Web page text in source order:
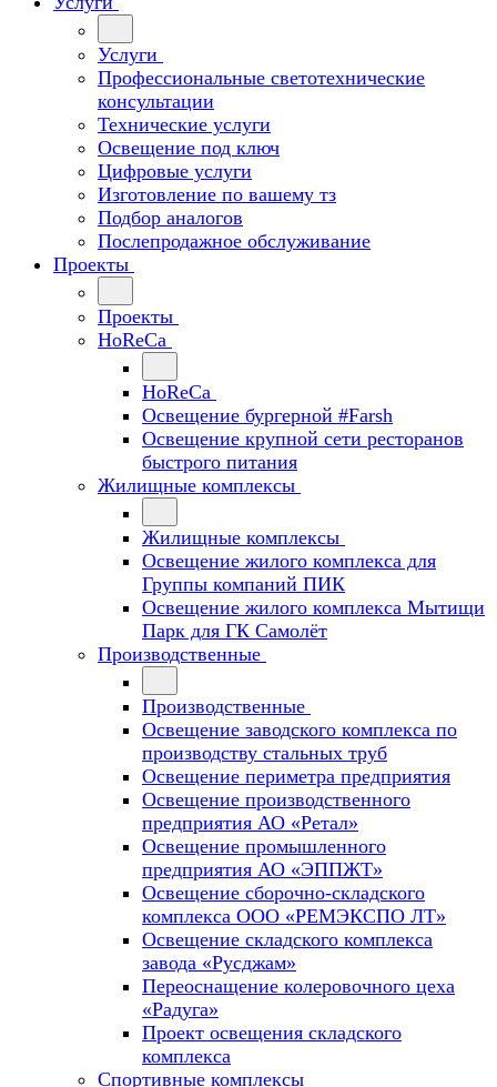
Услуги
Профессиональные светотехнические
консультации
Технические услуги
Освещение под ключ
Цифровые услуги
Изготовление по вашему тз
Подбор аналогов
Послепродажное обслуживание
Проекты
Проекты
HoReCa
HoReCa
Освещение бургерной #Farsh
Освещение крупной сети ресторанов
быстрого питания
Жилищные комплексы
Жилищные комплексы
Освещение жилого комплекса для
Группы компаний ПИК
Освещение жилого комплекса Мытищи
Парк для ГК Самолёт
Производственные
Производственные
Освещение заводского комплекса по
производству стальных труб
Освещение периметра предприятия
Освещение производственного
предприятия АО «Ретал»
Освещение промышленного
предприятия АО «ЭППЖТ»
Освещение сборочно-складского
комплекса ООО «РЕМЭКСПО ЛТ»
Освещение складского комплекса
завода «Русджам»
Переоснащение колеровочного цеха
«Радуга»
Проект освещения складского
комплекса
Спортивные комплексы